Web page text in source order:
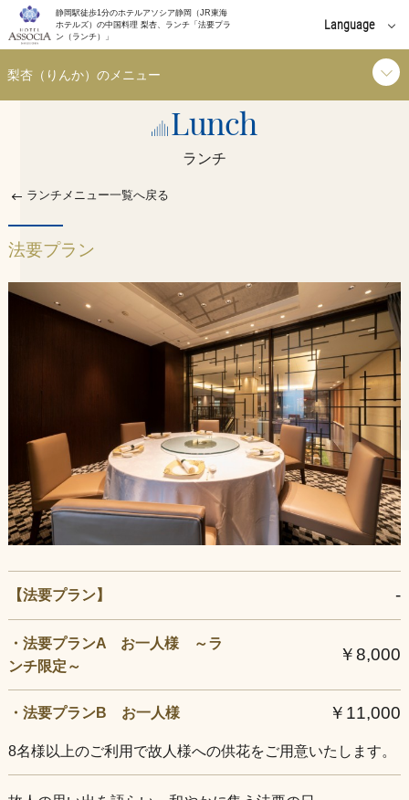
静岡駅徒歩1分のホテルアソシア静岡（JR東海
ホテルズ）の中国料理 梨杏、ランチ「法要プラ
ン（ランチ）」
Language
梨杏（りんか）のメニュー
ご利用シーン
お知らせ
店舗情報
Lunch
ランチ
ランチメニュー一覧へ戻る
法要プラン
【法要プラン】 -
・法要プランA お一人様 ～ラ
ンチ限定～
￥8,000
・法要プランB お一人様 ￥11,000
8名様以上のご利用で故人様への供花をご用意いたします。